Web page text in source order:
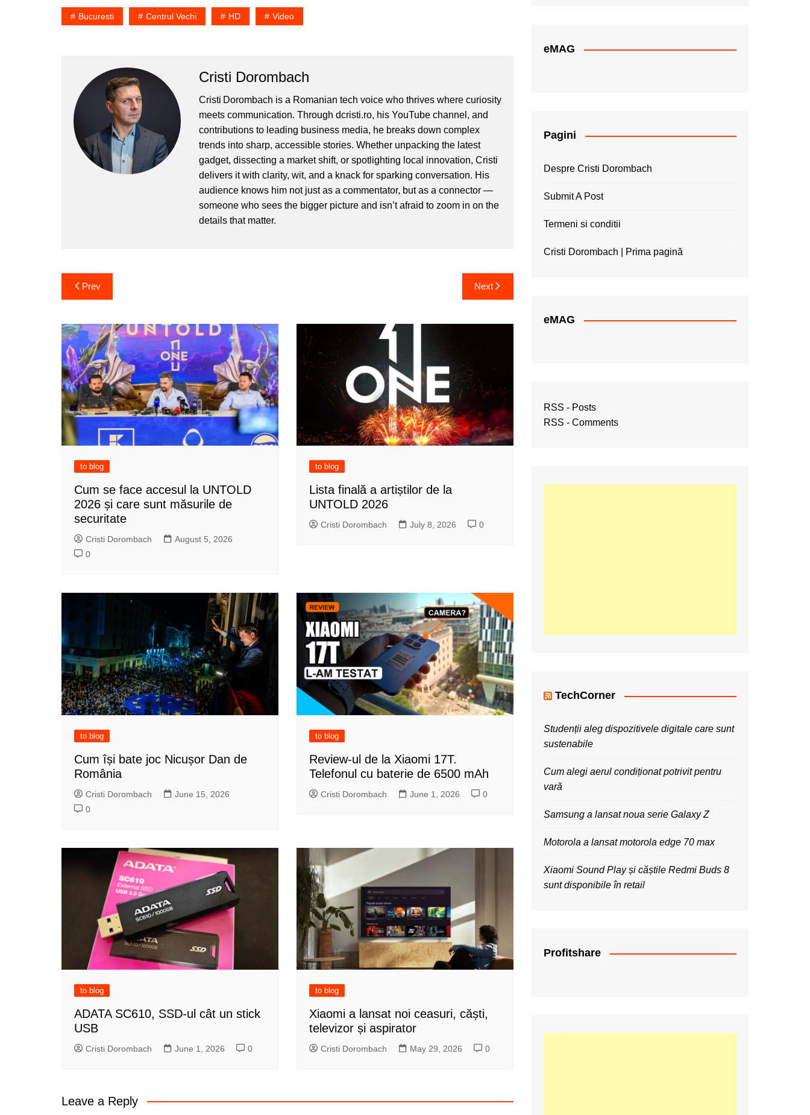
Bucuresti Centrul Vechi HD Video
Cristi Dorombach
Cristi Dorombach is a Romanian tech voice who thrives where curiosity
meets communication. Through dcristi.ro, his YouTube channel, and
contributions to leading business media, he breaks down complex
trends into sharp, accessible stories. Whether unpacking the latest
gadget, dissecting a market shift, or spotlighting local innovation, Cristi
delivers it with clarity, wit, and a knack for sparking conversation. His
audience knows him not just as a commentator, but as a connector —
someone who sees the bigger picture and isn’t afraid to zoom in on the
details that matter.
Post
navigation
Prev Next
to blog
Cum se face accesul la UNTOLD
2026 și care sunt măsurile de
securitate
Cristi Dorombach
August 5, 2026
0
to blog
Lista finală a artiștilor de la
UNTOLD 2026
Cristi Dorombach July 8, 2026 0
to blog
Cum își bate joc Nicușor Dan de
România
Cristi Dorombach
June 15, 2026
0
to blog
Review-ul de la Xiaomi 17T.
Telefonul cu baterie de 6500 mAh
Cristi Dorombach June 1, 2026 0
to blog
ADATA SC610, SSD-ul cât un stick
USB
Cristi Dorombach June 1, 2026 0
to blog
Xiaomi a lansat noi ceasuri, căști,
televizor și aspirator
Cristi Dorombach May 29, 2026 0
Leave a Reply
eMAG
Pagini
Despre Cristi Dorombach
Submit A Post
Termeni si conditii
Cristi Dorombach | Prima pagină
eMAG
RSS - Posts
RSS - Comments
TechCorner
Studenții aleg dispozitivele digitale care sunt
sustenabile
Cum alegi aerul condiționat potrivit pentru
vară
Samsung a lansat noua serie Galaxy Z
Motorola a lansat motorola edge 70 max
Xiaomi Sound Play și căștile Redmi Buds 8
sunt disponibile în retail
Profitshare